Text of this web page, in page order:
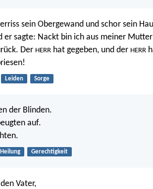
sein Obergewand und schor sein
er sagte: Nackt bin ich aus meiner
Der HERR hat gegeben, und der HERR
Leiden Sorge
der Blinden.
auf.
Heilung Gerechtigkeit
Vater,